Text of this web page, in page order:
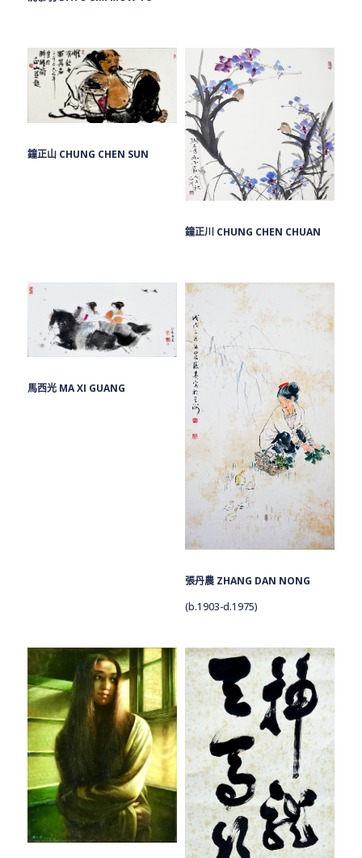
鐘正山 CHUNG CHEN SUN
鐘正川 CHUNG CHEN CHUAN
馬西光 MA XI GUANG
張丹農 ZHANG DAN NONG
(b.1903-d.1975)